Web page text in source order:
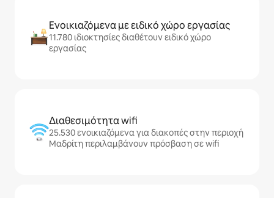
Ενοικιαζόμενα με ειδικό χώρο εργασίας
11.780 ιδιοκτησίες διαθέτουν ειδικό χώρο
εργασίας
Διαθεσιμότητα wifi
25.530 ενοικιαζόμενα για διακοπές στην περιοχή
Μαδρίτη περιλαμβάνουν πρόσβαση σε wifi